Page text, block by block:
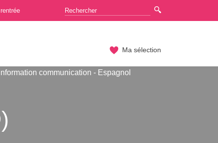
Ma sélection
communication - Espagnol